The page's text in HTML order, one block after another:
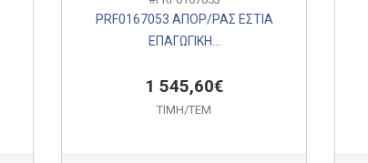
PRF0167053 ΑΠΟΡ/ΡΑΣ ΕΣΤΙΑ
ΕΠΑΓΩΓΙΚΗ...
1 545,60€
ΤΙΜH/ΤΕΜ